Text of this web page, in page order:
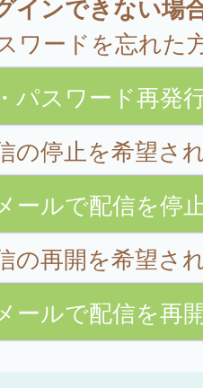
インできない場
ワードを忘れた
パスワード再発
の停止を希望さ
ールで配信を停
の再開を希望さ
ールで配信を再